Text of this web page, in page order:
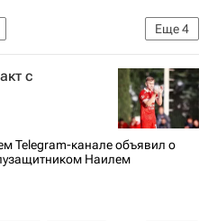
Еще4
(Москва)
по футболу)
с
Telegram-канале объявил о
Наилем